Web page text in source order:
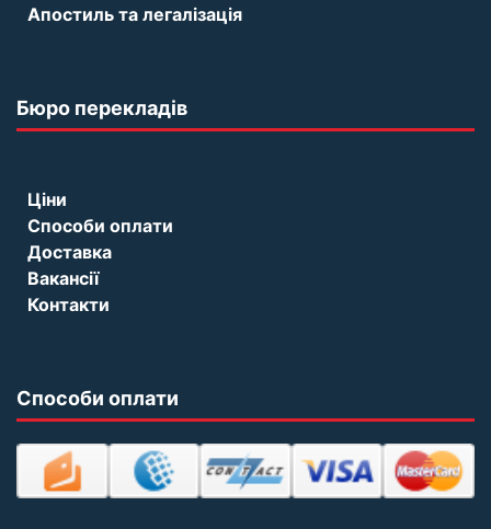
Апостиль та легалізація
Бюро перекладів
Ціни
Способи оплати
Доставка
Вакансії
Контакти
Способи оплати